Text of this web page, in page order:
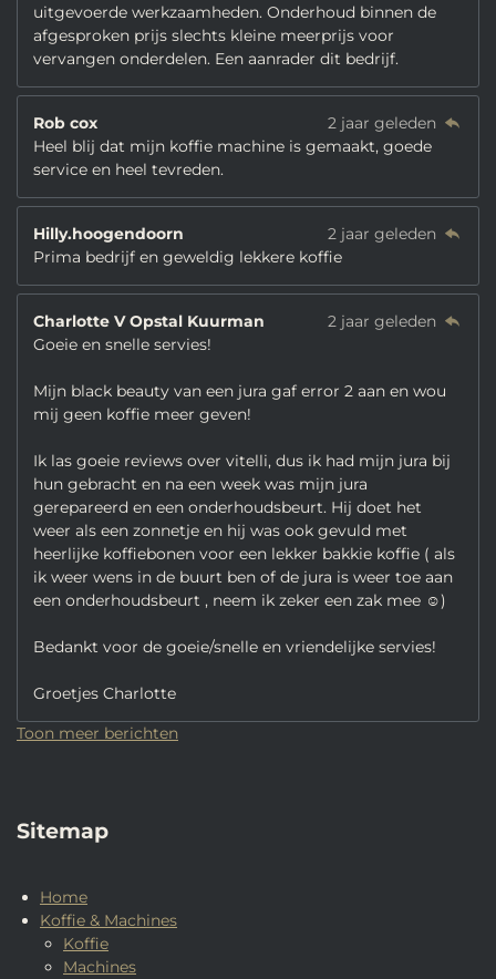
uitgevoerde werkzaamheden. Onderhoud binnen de
afgesproken prijs slechts kleine meerprijs voor
vervangen onderdelen. Een aanrader dit bedrijf.
Rob cox
2 jaar geleden
Heel blij dat mijn koffie machine is gemaakt, goede
service en heel tevreden.
Hilly.hoogendoorn
2 jaar geleden
Prima bedrijf en geweldig lekkere koffie
Charlotte V Opstal Kuurman
2 jaar geleden
Goeie en snelle servies!
Mijn black beauty van een jura gaf error 2 aan en wou
mij geen koffie meer geven!
Ik las goeie reviews over vitelli, dus ik had mijn jura bij
hun gebracht en na een week was mijn jura
gerepareerd en een onderhoudsbeurt. Hij doet het
weer als een zonnetje en hij was ook gevuld met
heerlijke koffiebonen voor een lekker bakkie koffie ( als
ik weer wens in de buurt ben of de jura is weer toe aan
een onderhoudsbeurt , neem ik zeker een zak mee ☺️)
Bedankt voor de goeie/snelle en vriendelijke servies!
Groetjes Charlotte
Toon meer berichten
Sitemap
Home
Koffie & Machines
Koffie
Machines